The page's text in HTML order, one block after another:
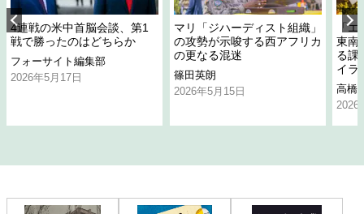
4連戦の米中首脳会談、第1
戦で勝ったのはどちらか
フォーサイト編集部
2026年5月17日
マリ「ジハーディスト組織」
の攻勢が示唆する西アフリカ
の更なる混迷
篠田英朗
2026年5月15日
「
東南
る課
イラ
高橋
2026